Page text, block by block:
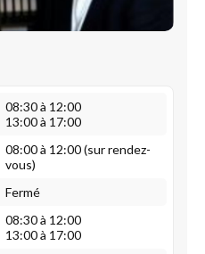
08:30 à 12:00
13:00 à 17:00
08:00 à 12:00 (sur rendez-
vous)
Fermé
08:30 à 12:00
13:00 à 17:00